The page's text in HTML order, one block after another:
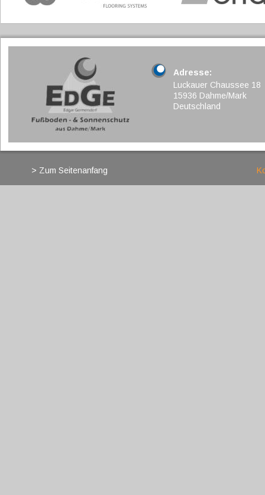
Adresse:
Luckauer Chaussee 18
15936 Dahme/Mark
Deutschland
> Zum Seitenanfang